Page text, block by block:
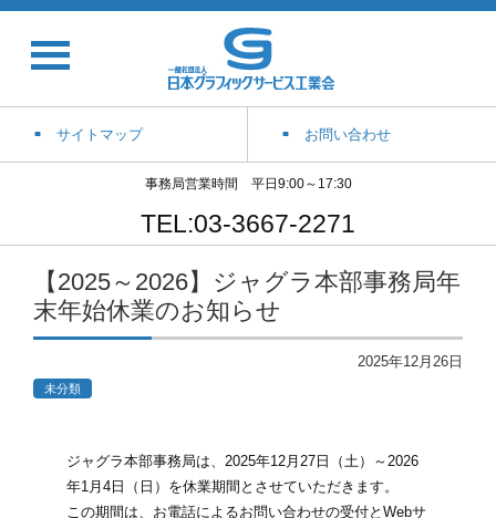
サイトマップ お問い合わせ
事務局営業時間 平日9:00～17:30
TEL:03-3667-2271
【2025～2026】ジャグラ本部事務局年
末年始休業のお知らせ
2025年12月26日
未分類
ジャグラ本部事務局は、2025年12月27日（土）～2026
年1月4日（日）を休業期間とさせていただきます。
この期間は、お電話によるお問い合わせの受付とWebサ